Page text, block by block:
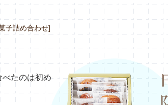
子詰め合わせ]
べたのは初め